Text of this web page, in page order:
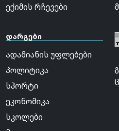
ექიმის რჩევები
დარგები
ადამიანის უფლებები
პოლიტიკა
სპორტი
ეკონომიკა
სკოლები